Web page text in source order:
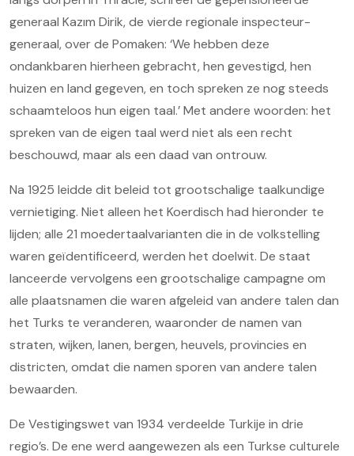
generaal Kazım Dirik, de vierde regionale inspecteur-
generaal, over de Pomaken: ‘We hebben deze
ondankbaren hierheen gebracht, hen gevestigd, hen
huizen en land gegeven, en toch spreken ze nog steeds
schaamteloos hun eigen taal.’ Met andere woorden: het
spreken van de eigen taal werd niet als een recht
beschouwd, maar als een daad van ontrouw.
Na 1925 leidde dit beleid tot grootschalige taalkundige
vernietiging. Niet alleen het Koerdisch had hieronder te
lijden; alle 21 moedertaalvarianten die in de volkstelling
waren geïdentificeerd, werden het doelwit. De staat
lanceerde vervolgens een grootschalige campagne om
alle plaatsnamen die waren afgeleid van andere talen dan
het Turks te veranderen, waaronder de namen van
straten, wijken, lanen, bergen, heuvels, provincies en
districten, omdat die namen sporen van andere talen
bewaarden.
De Vestigingswet van 1934 verdeelde Turkije in drie
regio’s. De ene werd aangewezen als een Turkse culturele